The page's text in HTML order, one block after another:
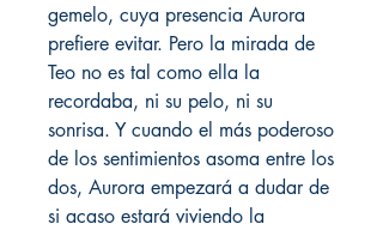
gemelo, cuya presencia Aurora
prefiere evitar. Pero la mirada de
Teo no es tal como ella la
recordaba, ni su pelo, ni su
sonrisa. Y cuando el más poderoso
de los sentimientos asoma entre los
dos, Aurora empezará a dudar de
si acaso estará viviendo la